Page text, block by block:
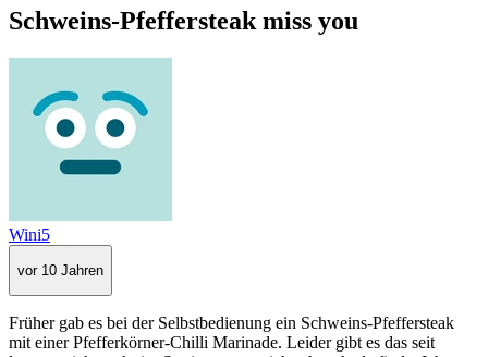
Schweins-Pfeffersteak miss you
Wini5
vor 10 Jahren
Früher gab es bei der Selbstbedienung ein Schweins-Pfeffersteak
mit einer Pfefferkörner-Chilli Marinade. Leider gibt es das seit